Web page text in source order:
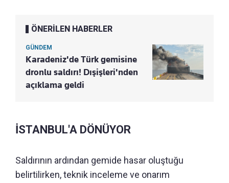
ÖNERİLEN HABERLER
GÜNDEM
Karadeniz'de Türk gemisine
dronlu saldırı! Dışişleri'nden
açıklama geldi
İSTANBUL'A DÖNÜYOR
Saldırının ardından gemide hasar oluştuğu
belirtilirken, teknik inceleme ve onarım